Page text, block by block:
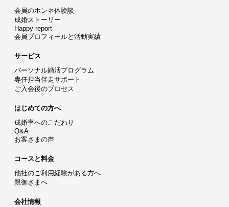
会員のホンネ体験談
成婚ストーリー
Happy report
会員プロフィールと活動実績
サービス
パーソナル婚活プログラム
専任担当伴走サポート
ご入会後のプロセス
はじめての方へ
成婚率へのこだわり
Q&A
お客さまの声
コースと料金
他社のご利用経験がある方へ
親御さまへ
会社情報